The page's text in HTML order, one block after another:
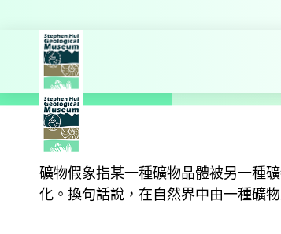
探索更多
礦物假象指某一種礦物晶體被另一種
化。換句話說，在自然界中由一種礦